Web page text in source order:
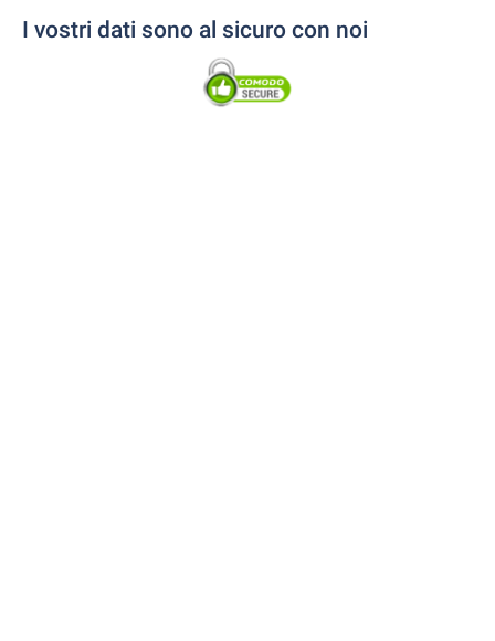
I vostri dati sono al sicuro con noi